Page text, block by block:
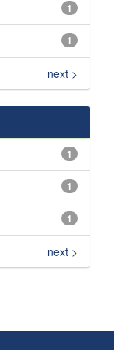
1
1
next >
1
1
1
next >